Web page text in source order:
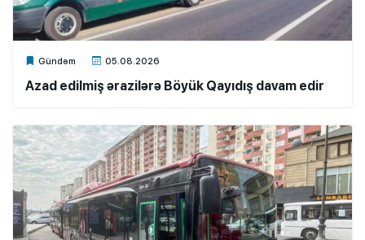
Gündəm 05.08.2026
Xalq.Online
Azad edilmiş ərazilərə Böyük Qayıdış davam edir